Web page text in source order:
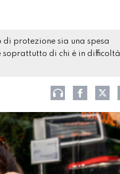
protezione sia una spesa
soprattutto di chi è in difficoltà